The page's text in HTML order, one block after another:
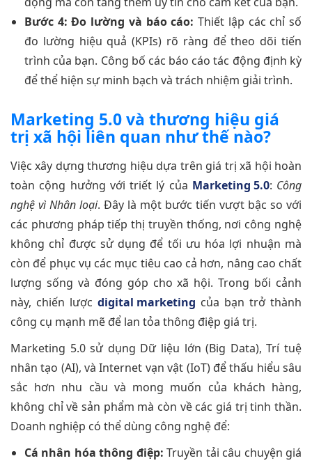
Bước 4: Đo lường và báo cáo: Thiết lập các chỉ số
đo lường hiệu quả (KPIs) rõ ràng để theo dõi tiến
trình của bạn. Công bố các báo cáo tác động định kỳ
để thể hiện sự minh bạch và trách nhiệm giải trình.
Marketing 5.0 và thương hiệu giá
trị xã hội liên quan như thế nào?
Việc xây dựng thương hiệu dựa trên giá trị xã hội hoàn
toàn cộng hưởng với triết lý của Marketing 5.0: Công
nghệ vì Nhân loại. Đây là một bước tiến vượt bậc so với
các phương pháp tiếp thị truyền thống, nơi công nghệ
không chỉ được sử dụng để tối ưu hóa lợi nhuận mà
còn để phục vụ các mục tiêu cao cả hơn, nâng cao chất
lượng sống và đóng góp cho xã hội. Trong bối cảnh
này, chiến lược digital marketing của bạn trở thành
công cụ mạnh mẽ để lan tỏa thông điệp giá trị.
Marketing 5.0 sử dụng Dữ liệu lớn (Big Data), Trí tuệ
nhân tạo (AI), và Internet vạn vật (IoT) để thấu hiểu sâu
sắc hơn nhu cầu và mong muốn của khách hàng,
không chỉ về sản phẩm mà còn về các giá trị tinh thần.
Doanh nghiệp có thể dùng công nghệ để:
Cá nhân hóa thông điệp: Truyền tải câu chuyện giá